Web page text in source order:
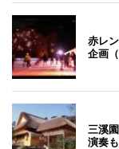
赤レ
企画
三溪
演奏